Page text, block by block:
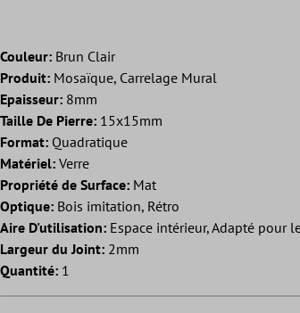
Couleur: Brun Clair
Produit: Mosaïque, Carrelage Mural
Epaisseur: 8mm
Taille De Pierre: 15x15mm
Format: Quadratique
Matériel: Verre
Propriété de Surface: Mat
Optique: Bois imitation, Rétro
Aire D'utilisation: Espace intérieur, Adapté pour
Largeur du Joint: 2mm
Quantité: 1